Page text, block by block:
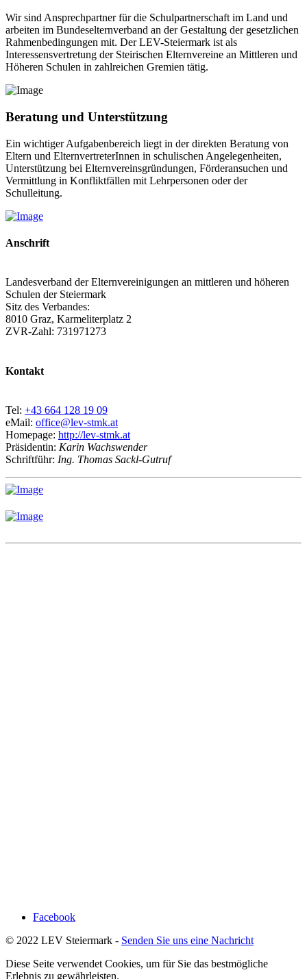
Wir sind Ansprechpartner für die Schulpartnerschaft im Land und
arbeiten im Bundeselternverband an der Gestaltung der gesetzlichen
Rahmenbedingungen mit. Der LEV-Steiermark ist als
Interessensvertretung der Steirischen Elternvereine an Mittleren und
Höheren Schulen in zahlreichen Gremien tätig.
Beratung und Unterstützung
Ein wichtiger Aufgabenbereich liegt in der direkten Beratung von
Eltern und ElternvertreterInnen in schulischen Angelegenheiten,
Unterstützung bei Elternvereinsgründungen, Förderansuchen und
Vermittlung in Konfliktfällen mit Lehrpersonen oder der
Schulleitung.
Anschrift
Landesverband der Elternvereinigungen an mittleren und höheren
Schulen der Steiermark
Sitz des Verbandes:
8010 Graz, Karmeliterplatz 2
ZVR-Zahl: 731971273
Kontakt
Tel: +43 664 128 19 09
eMail: office@lev-stmk.at
Homepage: http://lev-stmk.at
Präsidentin: Karin Wachswender
Schriftführ: Ing. Thomas Sackl-Gutruf
Facebook
© 2022 LEV Steiermark - Senden Sie uns eine Nachricht
Diese Seite verwendet Cookies, um für Sie das bestmögliche
Erlebnis zu gewährleisten.